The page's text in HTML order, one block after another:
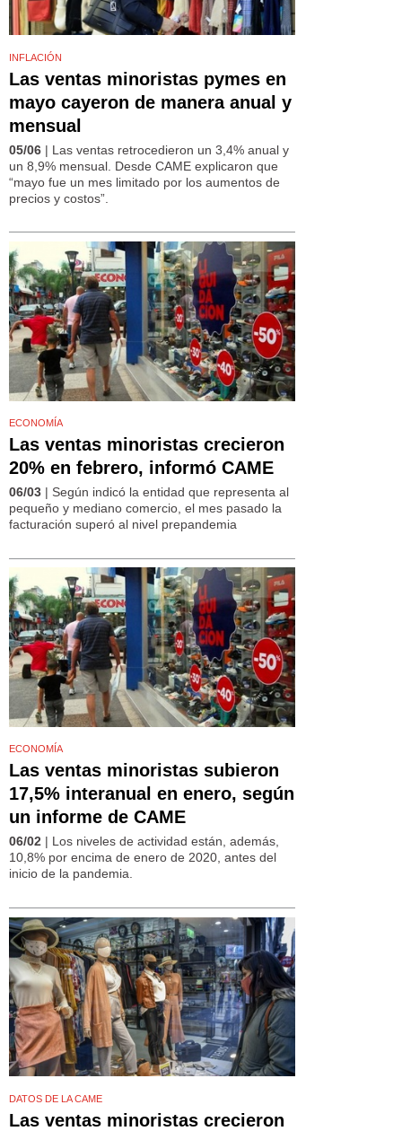
INFLACIÓN
Las ventas minoristas pymes en
mayo cayeron de manera anual y
mensual
05/06 | Las ventas retrocedieron un 3,4% anual y
un 8,9% mensual. Desde CAME explicaron que
“mayo fue un mes limitado por los aumentos de
precios y costos”.
ECONOMÍA
Las ventas minoristas crecieron
20% en febrero, informó CAME
06/03 | Según indicó la entidad que representa al
pequeño y mediano comercio, el mes pasado la
facturación superó al nivel prepandemia
ECONOMÍA
Las ventas minoristas subieron
17,5% interanual en enero, según
un informe de CAME
06/02 | Los niveles de actividad están, además,
10,8% por encima de enero de 2020, antes del
inicio de la pandemia.
DATOS DE LA CAME
Las ventas minoristas crecieron